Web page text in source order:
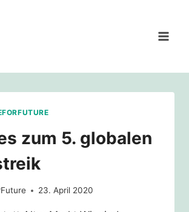
zum 5. globalen
23. April 2020